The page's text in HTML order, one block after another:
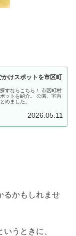
けスポットを市区町
すならこちら！ 市区町村
ットを紹介。 公園、室内
めました。
2026.05.11
るかもしれませ
うときに、